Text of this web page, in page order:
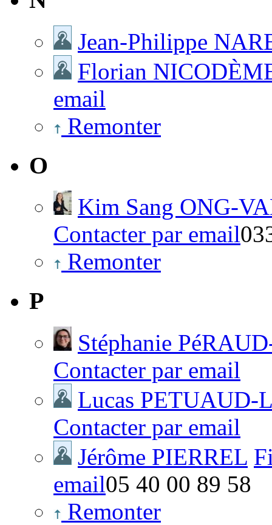
Jean-Philippe
Florian
email
Remonter
O
Kim Sang ONG-
Contacter par email
Remonter
P
Stéphanie
Contacter par email
Lucas PETUAUD-
Contacter par email
Jérôme PIERREL
email05 40 00 89 58
Remonter